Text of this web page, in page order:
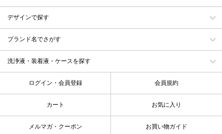
デザインで探す
ブランド名でさがす
洗浄液・装着液・ケースを探す
ログイン・会員登録 会員規約
カート お気に入り
メルマガ・クーポン お買い物ガイド